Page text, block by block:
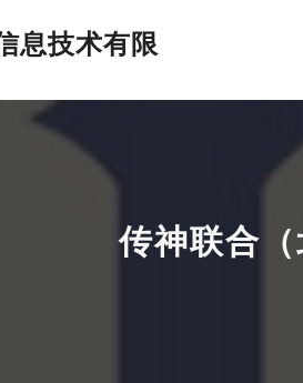
息技术有限
传神联合